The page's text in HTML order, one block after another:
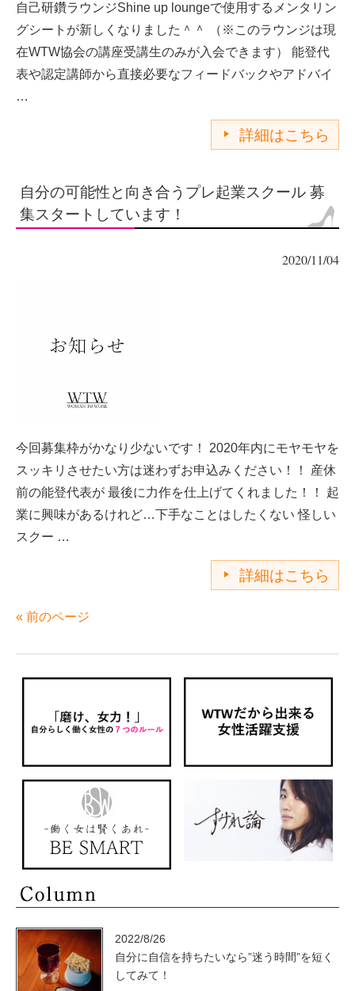
自己研鑽ラウンジShine up loungeで使用するメンタリン
グシートが新しくなりました＾＾ （※このラウンジは現
在WTW協会の講座受講生のみが入会できます） 能登代
表や認定講師から直接必要なフィードバックやアドバイ
…
詳細はこちら
自分の可能性と向き合うプレ起業スクール 募
集スタートしています！
2020/11/04
今回募集枠がかなり少ないです！ 2020年内にモヤモヤを
スッキリさせたい方は迷わずお申込みください！！ 産休
前の能登代表が 最後に力作を仕上げてくれました！！ 起
業に興味があるけれど…下手なことはしたくない 怪しい
スクー …
詳細はこちら
« 前のページ
2022/8/26
自分に自信を持ちたいなら”迷う時間”を短く
してみて！